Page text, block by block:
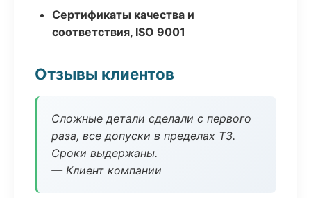
Сертификаты качества и
соответствия, ISO 9001
Отзывы клиентов
Сложные детали сделали с первого
раза, все допуски в пределах ТЗ.
Сроки выдержаны.
— Клиент компании